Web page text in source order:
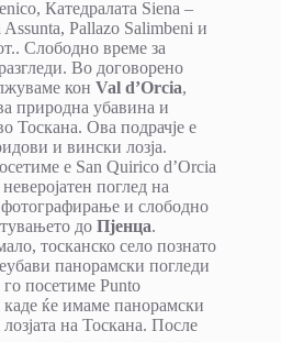
Катедралата Siena –
Pallazo Salimbeni и
Слободно време за
Во договорено
кон Val d’Orcia,
природна убавина и
Тоскана. Ова подрачје е
и вински лозја.
е San Quirico d’Orcia
поглед на
и слободно
до Пјенца.
тосканско село познато
панорамски погледи
посетиме Punto
ќе имаме панорамски
на Тоскана. После